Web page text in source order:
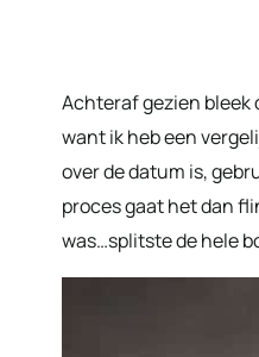
Achteraf gezien bleek
want ik heb een
over de datum is,
proces gaat het dan
was…splitste de hele